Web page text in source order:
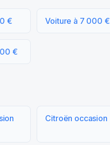
€ Voiture à 7 000 €
€
Citroën occasion